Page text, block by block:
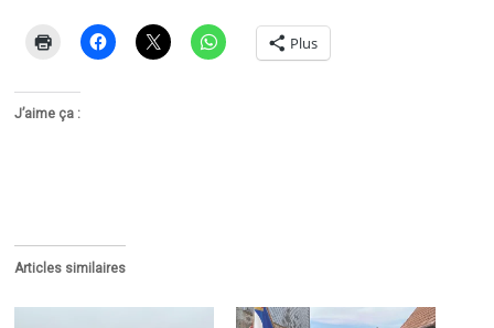
Plus
J’aime ça :
Articles similaires